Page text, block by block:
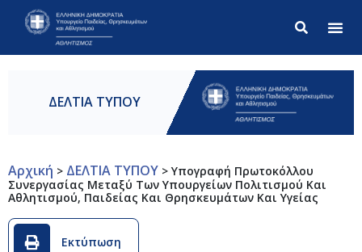
ΔΕΛΤΙΑ ΤΥΠΟΥ
Αρχική > ΔΕΛΤΙΑ ΤΥΠΟΥ > Υπογραφή Πρωτοκόλλου
Συνεργασίας Μεταξύ Των Υπουργείων Πολιτισμού Και
Αθλητισμού, Παιδείας Και Θρησκευμάτων Και Υγείας
Εκτύπωση